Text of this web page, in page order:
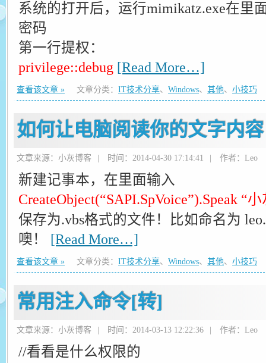
系统的打开后，运行mimikatz.exe在里
密码
第一行提权：
privilege::debug [Read More…]
查看该文章 » 文章分类： IT技术分享、 Windows、 其他、 小技巧
如何让电脑阅读你的文字内容
文章来源：小灰博客 时间：2014-04-30 17:14:41 作者：Leo
新建记事本，在里面输入
CreateObject(“SAPI.SpVoice”).Speak “
保存为.vbs格式的文件！比如命名为
噢！ [Read More…]
查看该文章 » 文章分类： IT技术分享、 Windows、 其他、 小技巧
常用注入命令[转]
文章来源：小灰博客 时间：2014-03-13 12:22:36 作者：Leo
//看看是什么权限的